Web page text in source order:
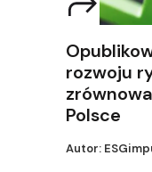
rozwoju
Polsce
Autor: